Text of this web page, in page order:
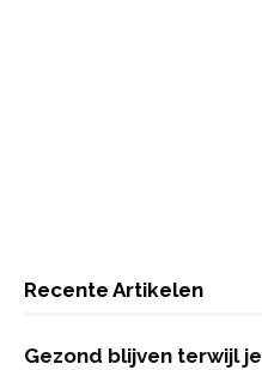
Recente Artikelen
Gezond blijven terwijl